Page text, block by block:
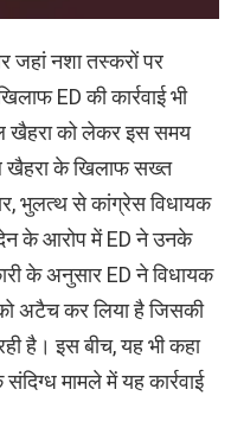
जहां नशा तस्करों पर
ED की कार्रवाई भी
खैहरा को लेकर इस समय
खैहरा के खिलाफ सख्त
भुलत्थ से कांग्रेस विधायक
के आरोप में ED ने उनके
के अनुसार ED ने विधायक
अटैच कर लिया है जिसकी
है। इस बीच, यह भी कहा
मामले में यह कार्रवाई